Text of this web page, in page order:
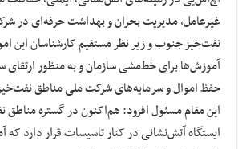
غیرعامل، مدیریت بحران و بهداشت حرفه‌ای در
نفت‌خیز جنوب و زیر نظر مستقیم کارشناسان این
آموزش‌ها برای خط‌مشی سازمان و به منظور
حفظ اموال و سرمایه‌های شرکت ملی مناطق
ایستگاه آتش‌نشانی در کنار تاسیسات قرار دارد که